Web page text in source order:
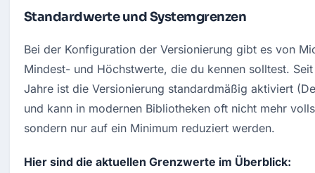
Standardwerte und Systemgrenzen
Bei der Konfiguration der Versionierung gibt es von
Mindest- und Höchstwerte, die du kennen solltest.
Jahre ist die Versionierung standardmäßig aktiviert
und kann in modernen Bibliotheken oft nicht mehr
sondern nur auf ein Minimum reduziert werden.
Hier sind die aktuellen Grenzwerte im Überblick: